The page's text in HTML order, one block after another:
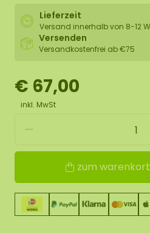
Lieferzeit
Versand innerhalb von 8-12
Versenden
Versandkostenfrei ab €75
€ 67,00
inkl. MwSt
zum